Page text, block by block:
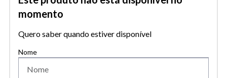
momento
Quero saber quando estiver disponível